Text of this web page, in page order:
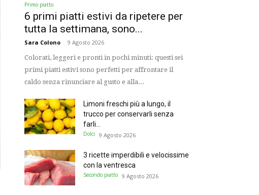
Primo piatto
6 primi piatti estivi da ripetere per
tutta la settimana, sono...
Sara Colono - 9 Agosto 2026
Colorati, leggeri e pronti in pochi minuti: questi sei
primi piatti estivi sono perfetti per affrontare il
caldo senza rinunciare al gusto e alla...
Limoni freschi più a lungo, il
trucco per conservarli senza
farli...
Dolci 9 Agosto 2026
3 ricette imperdibili e velocissime
con la ventresca
Secondo piatto 9 Agosto 2026